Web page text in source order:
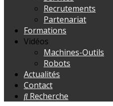
Recrutements
Partenariat
Formations
Vidéos
Machines-Outils
Robots
Actualités
Contact
Recherche